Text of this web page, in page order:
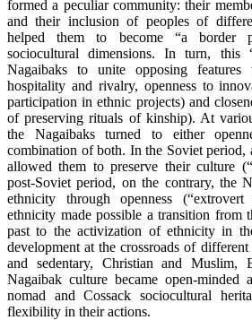
formed a peculiar community: their
and their inclusion of peoples of
helped them to become “a border
sociocultural dimensions. In turn, this
Nagaibaks to unite opposing
hospitality and rivalry, openness to
participation in ethnic projects) and
of preserving rituals of kinship). At
the Nagaibaks turned to either
combination of both. In the Soviet period,
allowed them to preserve their culture
post-Soviet period, on the contrary, the
ethnicity through openness
ethnicity made possible a transition from
past to the activization of ethnicity in
development at the crossroads of
and sedentary, Christian and Muslim,
Nagaibak culture became open-minded
nomad and Cossack sociocultural
flexibility in their actions.